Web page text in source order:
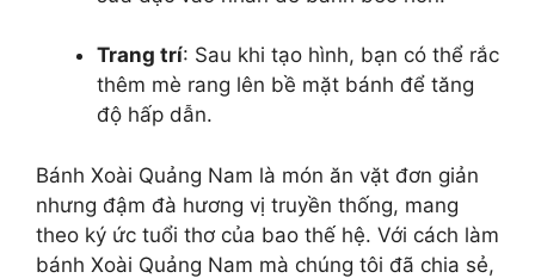
Trang trí: Sau khi tạo hình, bạn có thể rắc
thêm mè rang lên bề mặt bánh để tăng
độ hấp dẫn.
Bánh Xoài Quảng Nam là món ăn vặt đơn giản
nhưng đậm đà hương vị truyền thống, mang
theo ký ức tuổi thơ của bao thế hệ. Với cách làm
bánh Xoài Quảng Nam mà chúng tôi đã chia sẻ,